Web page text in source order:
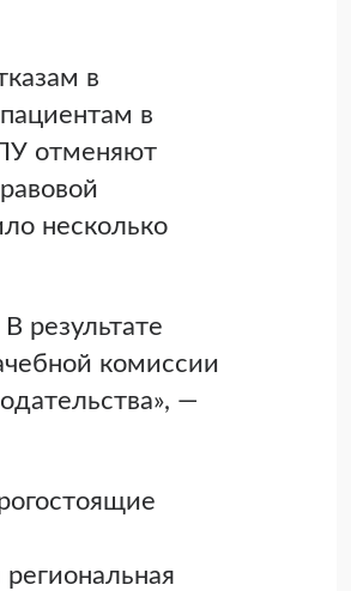
в
в
отменяют
несколько
результате
комиссии
—